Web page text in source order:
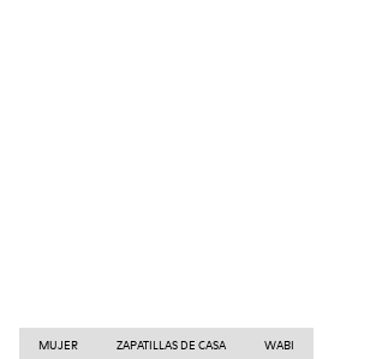
MUJER ZAPATILLAS DE CASA WABI